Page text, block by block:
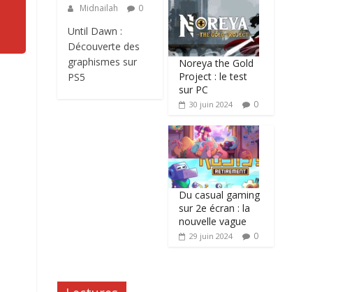
Midnailah
0
Until Dawn :
Découverte des
graphismes sur
PS5
Noreya the Gold
Project : le test
sur PC
30 juin 2024 0
Du casual gaming
sur 2e écran : la
nouvelle vague
29 juin 2024 0